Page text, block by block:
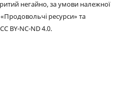
негайно, за умови належної
«Продовольчі ресурси» та
BY-NC-ND 4.0.